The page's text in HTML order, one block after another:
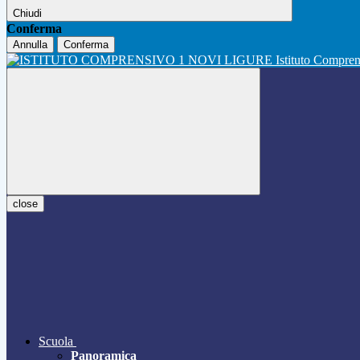
Chiudi
Conferma
Annulla Conferma
Istituto
close
Scuola
Panoramica